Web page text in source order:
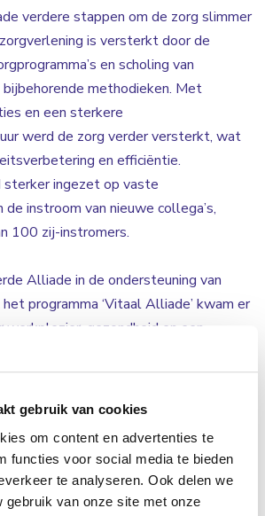
gebruik van cookies
om content en advertenties te
functies voor social media te bieden
te analyseren. Ook delen we
gebruik van onze site met onze
verdere stappen om de zorg slimmer
is versterkt door de
en scholing van
methodieken. Met
en een sterkere
werd de zorg verder versterkt, wat
en efficiëntie.
ingezet op vaste
instroom van nieuwe collega’s,
100 zij-instromers.
Alliade in de ondersteuning van
programma ‘Vitaal Alliade’ kwam er
werkplezier, gezondheid en een
werk en privé. Ook bleef de
in zorgtechnologie, zoals domotica
rapportage, om de administratieve
en sociale netwerken rond
zodat cliënten zich meer
van de hoogtepunten in 2025 was